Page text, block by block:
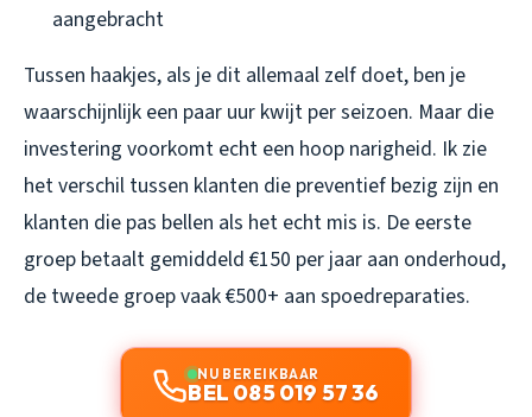
aangebracht
Tussen haakjes, als je dit allemaal zelf doet, ben je
waarschijnlijk een paar uur kwijt per seizoen. Maar die
investering voorkomt echt een hoop narigheid. Ik zie
het verschil tussen klanten die preventief bezig zijn en
klanten die pas bellen als het echt mis is. De eerste
groep betaalt gemiddeld €150 per jaar aan onderhoud,
de tweede groep vaak €500+ aan spoedreparaties.
NU BEREIKBAAR
BEL 085 019 57 36